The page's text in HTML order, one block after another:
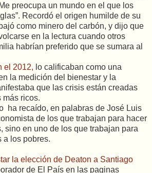
preocupa un mundo en el que los
Recordó el origen humilde de su
como minero del carbón, y dijo que
en la lectura cuando otros
habrían preferido que se sumara al
el 2012, lo calificaban como una
la medición del bienestar y la
que las crisis están creadas
más ricos.
ha recaído, en palabras de José Luis
de los que trabajan para hacer
sino en uno de los que trabajan para
a los pobres.
la elección de Deaton a Santiago
de El País en las paginas